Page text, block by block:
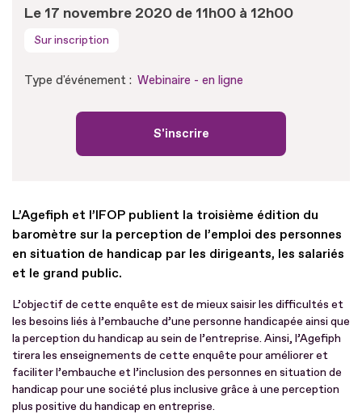
Le 17 novembre 2020 de 11h00 à 12h00
Sur inscription
Type d'événement : Webinaire - en ligne
S'inscrire
L’Agefiph et l’IFOP publient la troisième édition du
baromètre sur la perception de l’emploi des personnes
en situation de handicap par les dirigeants, les salariés
et le grand public.
L’objectif de cette enquête est de mieux saisir les difficultés et
les besoins liés à l’embauche d’une personne handicapée ainsi que
la perception du handicap au sein de l’entreprise. Ainsi, l’Agefiph
tirera les enseignements de cette enquête pour améliorer et
faciliter l’embauche et l’inclusion des personnes en situation de
handicap pour une société plus inclusive grâce à une perception
plus positive du handicap en entreprise.